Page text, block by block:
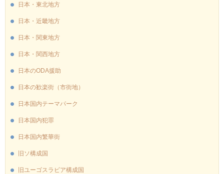
日本・東北地方
日本・近畿地方
日本・関東地方
日本・関西地方
日本のODA援助
日本の歓楽街（市街地）
日本国内テーマパーク
日本国内犯罪
日本国内繁華街
旧ソ構成国
旧ユーゴスラビア構成国